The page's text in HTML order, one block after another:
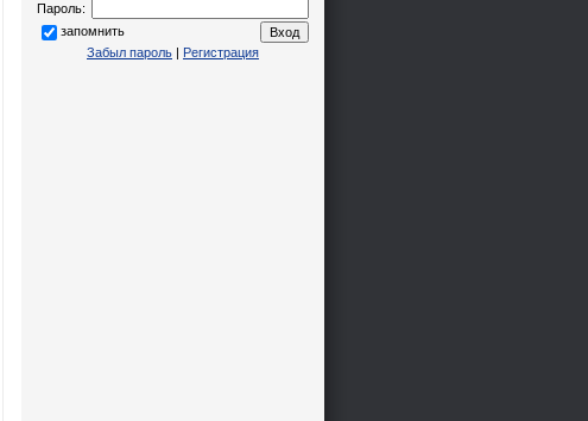
Пароль:
запомнить
Забыл пароль
Регистрация